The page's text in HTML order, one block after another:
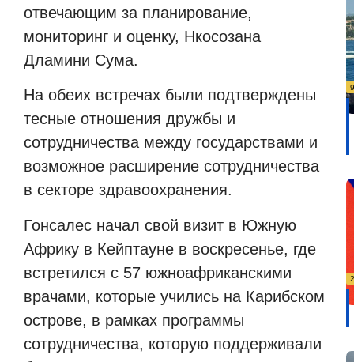
отвечающим за планирование,
мониторинг и оценку, Нкосозана
Дламини Сума.
На обеих встречах были подтверждены
тесные отношения дружбы и
сотрудничества между государствами и
возможное расширение сотрудничества
в секторе здравоохранения.
Гонсалес начал свой визит в Южную
Африку в Кейптауне в воскресенье, где
встретился с 57 южноафриканскими
врачами, которые учились на Карибском
острове, в рамках программы
сотрудничества, которую поддерживали